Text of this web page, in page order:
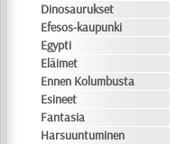
Dinosaurukset
Efesos-kaupunki
Egypti
Eläimet
Ennen Kolumbusta
Esineet
Fantasia
Harsuuntuminen